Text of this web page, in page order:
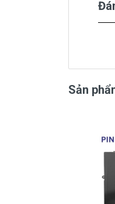
(
*
-
-
Sản